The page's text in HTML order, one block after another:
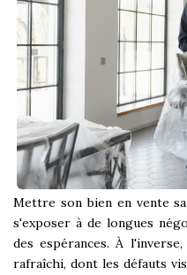
Nos
Extranet
Extranet
Extranet
Mettre son bien en vente
s'exposer à de longues
des espérances. À
rafraîchi, dont les défauts